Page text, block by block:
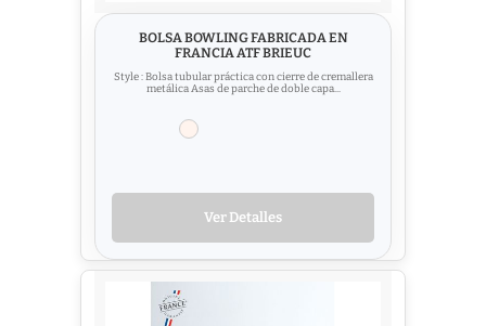
BOLSA BOWLING FABRICADA EN
FRANCIA ATF BRIEUC
Style : Bolsa tubular práctica con cierre de cremallera
metálica Asas de parche de doble capa...
Ver Detalles